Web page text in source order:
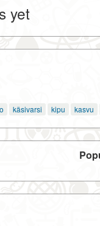
yet
käsivarsi kipu kasvu